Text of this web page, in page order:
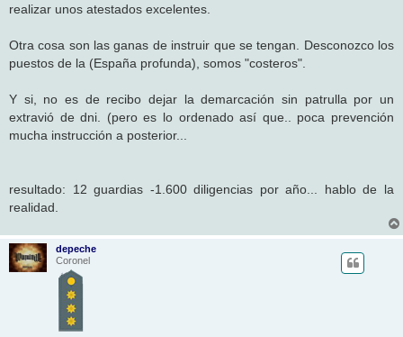
realizar unos atestados excelentes.
Otra cosa son las ganas de instruir que se tengan. Desconozco los
puestos de la (España profunda), somos "costeros".
Y si, no es de recibo dejar la demarcación sin patrulla por un
extravió de dni. (pero es lo ordenado así que.. poca prevención
mucha instrucción a posterior...
resultado: 12 guardias -1.600 diligencias por año... hablo de la
realidad.
depeche
Coronel